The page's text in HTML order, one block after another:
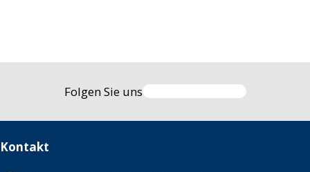
Folgen Sie uns
Kontakt